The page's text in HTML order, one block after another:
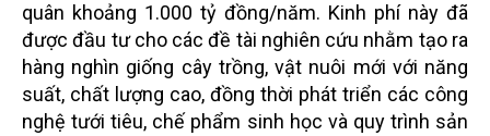
quân khoảng 1.000 tỷ đồng/năm. Kinh phí này đã
được đầu tư cho các đề tài nghiên cứu nhằm tạo ra
hàng nghìn giống cây trồng, vật nuôi mới với năng
suất, chất lượng cao, đồng thời phát triển các công
nghệ tưới tiêu, chế phẩm sinh học và quy trình sản